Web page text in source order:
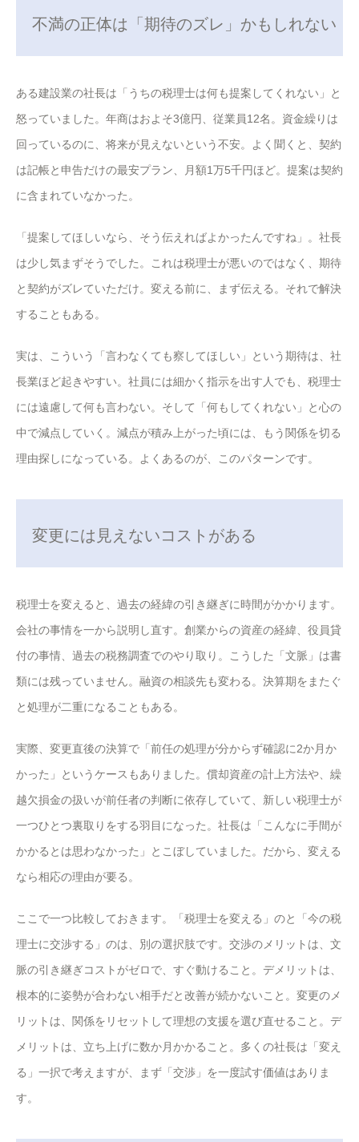
不満の正体は「期待のズレ」かもしれない
ある建設業の社長は「うちの税理士は何も提案してくれない」と
怒っていました。年商はおよそ3億円、従業員12名。資金繰りは
回っているのに、将来が見えないという不安。よく聞くと、契約
は記帳と申告だけの最安プラン、月額1万5千円ほど。提案は契約
に含まれていなかった。
「提案してほしいなら、そう伝えればよかったんですね」。社長
は少し気まずそうでした。これは税理士が悪いのではなく、期待
と契約がズレていただけ。変える前に、まず伝える。それで解決
することもある。
実は、こういう「言わなくても察してほしい」という期待は、社
長業ほど起きやすい。社員には細かく指示を出す人でも、税理士
には遠慮して何も言わない。そして「何もしてくれない」と心の
中で減点していく。減点が積み上がった頃には、もう関係を切る
理由探しになっている。よくあるのが、このパターンです。
変更には見えないコストがある
税理士を変えると、過去の経緯の引き継ぎに時間がかかります。
会社の事情を一から説明し直す。創業からの資産の経緯、役員貸
付の事情、過去の税務調査でのやり取り。こうした「文脈」は書
類には残っていません。融資の相談先も変わる。決算期をまたぐ
と処理が二重になることもある。
実際、変更直後の決算で「前任の処理が分からず確認に2か月か
かった」というケースもありました。償却資産の計上方法や、繰
越欠損金の扱いが前任者の判断に依存していて、新しい税理士が
一つひとつ裏取りをする羽目になった。社長は「こんなに手間が
かかるとは思わなかった」とこぼしていました。だから、変える
なら相応の理由が要る。
ここで一つ比較しておきます。「税理士を変える」のと「今の税
理士に交渉する」のは、別の選択肢です。交渉のメリットは、文
脈の引き継ぎコストがゼロで、すぐ動けること。デメリットは、
根本的に姿勢が合わない相手だと改善が続かないこと。変更のメ
リットは、関係をリセットして理想の支援を選び直せること。デ
メリットは、立ち上げに数か月かかること。多くの社長は「変え
る」一択で考えますが、まず「交渉」を一度試す価値はありま
す。